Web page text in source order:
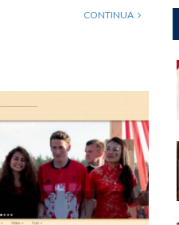
CONTINUA